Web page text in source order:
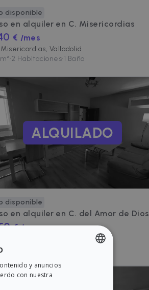
disponible
en alquiler en C. Misericordias
€ /mes
Misericordias, Valladolid
m²•2 Habitaciones•1 Baño
ALQUILADO
disponible
en alquiler en C. del Amor de Dios
€ /mes
y anuncios
con nuestra